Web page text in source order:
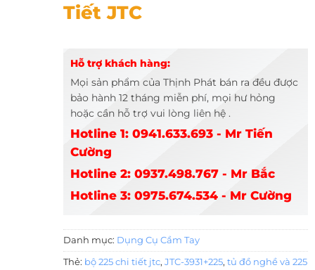
Tiết JTC
Hỗ trợ khách hàng:
Mọi sản phẩm của Thịnh Phát bán ra đều được
bảo hành 12 tháng miễn phí, mọi hư hỏng
hoặc cần hỗ trợ vui lòng liên hệ .
Hotline 1: 0941.633.693 - Mr Tiến
Cường
Hotline 2: 0937.498.767 - Mr Bắc
Hotline 3: 0975.674.534 - Mr Cường
Danh mục: Dụng Cụ Cầm Tay
Thẻ: bộ 225 chi tiết jtc, JTC-3931+225, tủ đồ nghề và 225